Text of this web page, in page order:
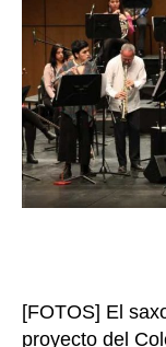
[FOTOS] El
proyecto del